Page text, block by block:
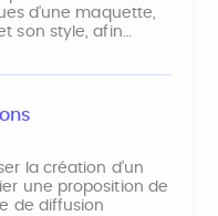
d'une maquette,
son style, afin…
la création d’un
une proposition de
de diffusion